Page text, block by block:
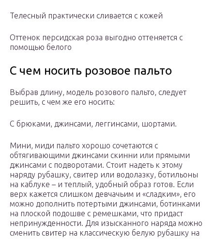
Телесный практически сливается с кожей
Оттенок персидская роза выгодно оттеняется с
помощью белого
С чем носить розовое пальто
Выбрав длину, модель розового пальто, следует
решить, с чем же его носить:
C брюками, джинсами, леггинсами, шортами.
Мини, миди пальто хорошо сочетаются с
обтягивающими джинсами скинни или прямыми
джинсами с подворотами. Стоит надеть к этому
наряду рубашку, свитер или водолазку, ботильоны
на каблуке – и теплый, удобный образ готов. Если
верх кажется слишком девчачьим и «сладким», его
можно дополнить потертыми джинсами, ботинками
на плоской подошве с ремешками, что придаст
непринужденности. Для изысканного наряда можно
сменить свитер на классическую белую рубашку на